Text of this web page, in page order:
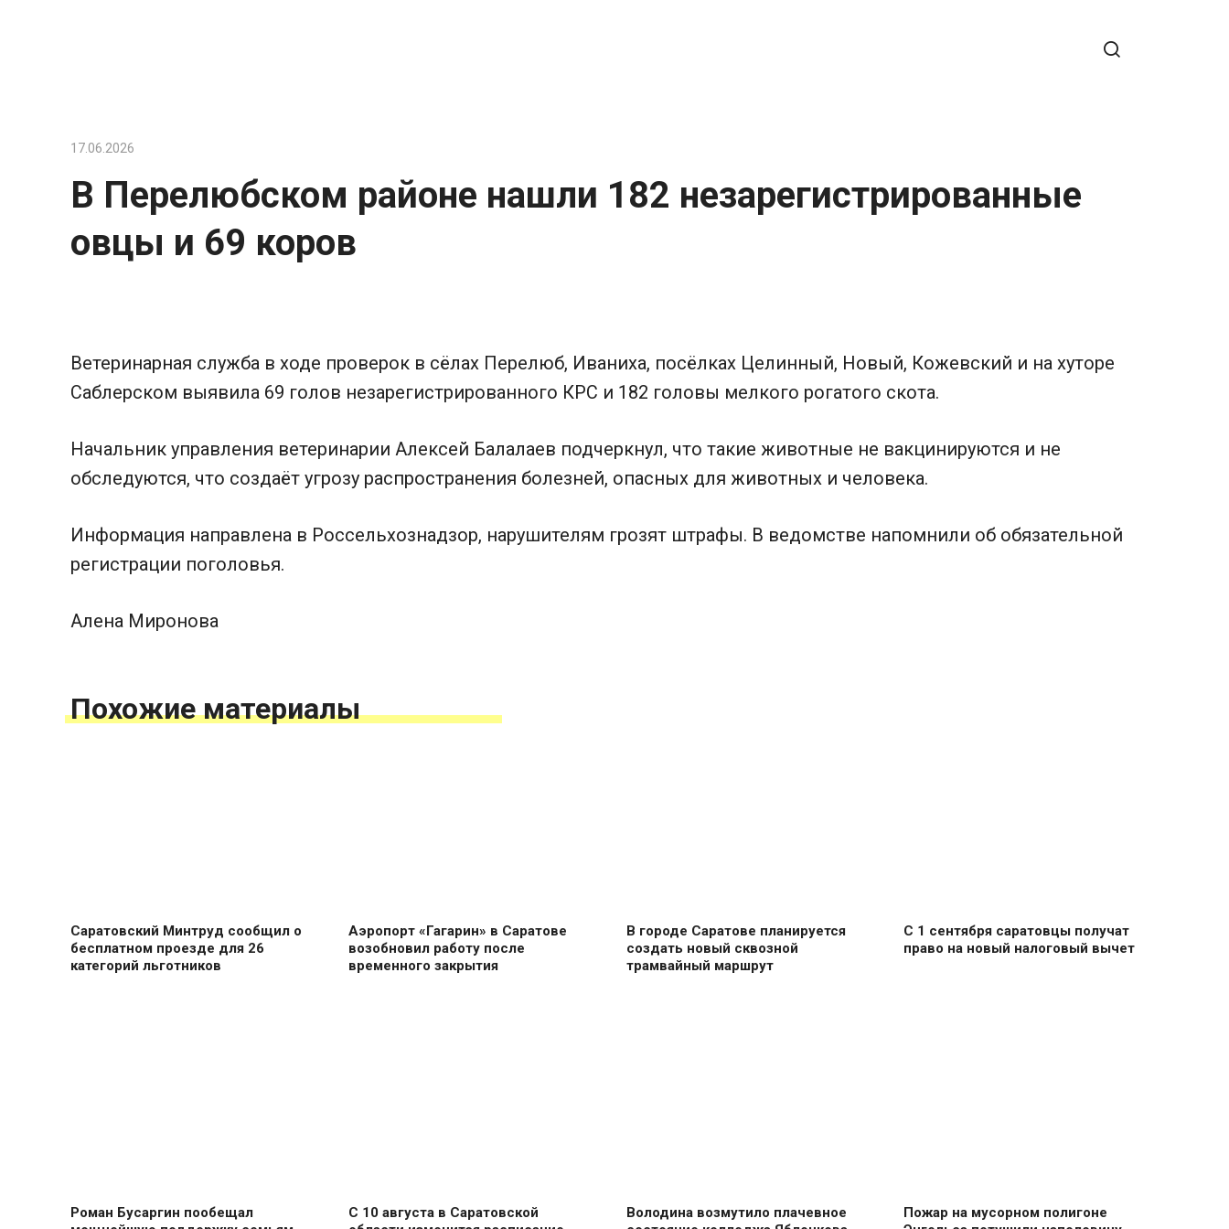
17.06.2026
В Перелюбском районе нашли 182 незарегистрированные
овцы и 69 коров
Ветеринарная служба в ходе проверок в сёлах Перелюб, Иваниха, посёлках Целинный, Новый, Кожевский и на хуторе
Саблерском выявила 69 голов незарегистрированного КРС и 182 головы мелкого рогатого скота.
Начальник управления ветеринарии Алексей Балалаев подчеркнул, что такие животные не вакцинируются и не
обследуются, что создаёт угрозу распространения болезней, опасных для животных и человека.
Информация направлена в Россельхознадзор, нарушителям грозят штрафы. В ведомстве напомнили об обязательной
регистрации поголовья.
Алена Миронова
Похожие материалы
Саратовский Минтруд сообщил о
бесплатном проезде для 26
категорий льготников
Аэропорт «Гагарин» в Саратове
возобновил работу после
временного закрытия
В городе Саратове планируется
создать новый сквозной
трамвайный маршрут
С 1 сентября саратовцы получат
право на новый налоговый вычет
Роман Бусаргин пообещал
С 10 августа в Саратовской
Володина возмутило плачевное
Пожар на мусорном полигоне